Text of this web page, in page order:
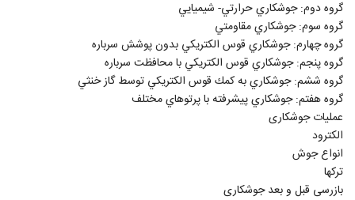
گروه دوم: جوشكاري حرارتي- شيميايي
گروه سوم: جوشكاري مقاومتي
گروه چهارم: جوشكاري قوس الكتريكي بدون پوشش سرباره
گروه پنجم: جوشكاري قوس الكتريكي با محافظت سرباره
گروه ششم: جوشكاري به كمك قوس الكتريكي توسط گاز خنثي
گروه هفتم: جوشكاري پيشرفته با پرتوهاي مختلف
عملیات جوشکاری
الکترود
انواع جوش
ترکها
بازرسی قبل و بعد جوشکاری